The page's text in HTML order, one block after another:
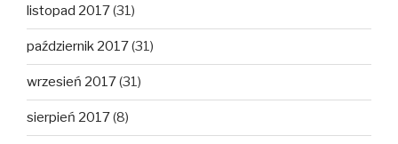
listopad 2017(31)
październik 2017(31)
wrzesień 2017(31)
sierpień 2017(8)